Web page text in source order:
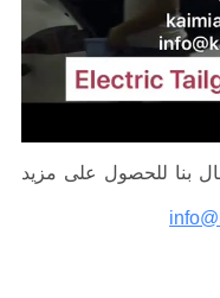
بنا للحصول على مزيد